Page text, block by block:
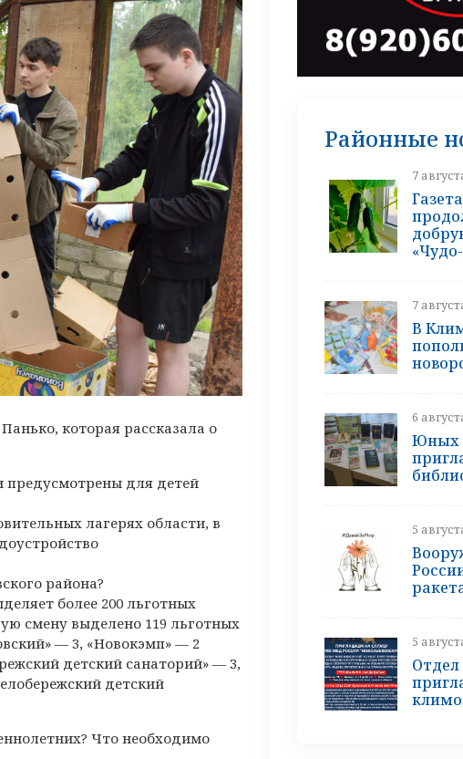
которая рассказала о
для детей
лагерях области, в
района?
более 200 льготных
смену выделено 119 льготных
— 3, «Новокэмп» — 2
детский санаторий» — 3,
детский
Что необходимо
Районные
7
7
В
6
Юных
5
5